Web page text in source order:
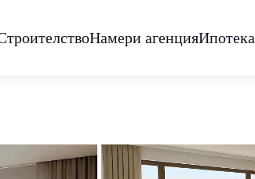
Намери агенцияИпотека